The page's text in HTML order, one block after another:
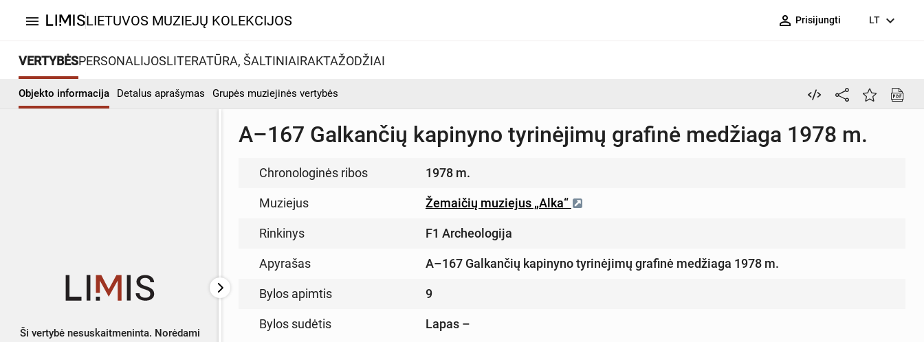
menu LIETUVOS MUZIEJŲ KOLEKCIJOS person_outline Prisijungti LT expand_more
VERTYBĖSPERSONALIJOSLITERATŪRA, ŠALTINIAIRAKTAŽODŽIAI
Objekto informacija Detalus aprašymas Grupės muziejinės vertybės
Ši vertybė nesuskaitmeninta. Norėdami
A–167 Galkančių kapinyno tyrinėjimų grafinė medžiaga 1978 m.
Chronologinės ribos 1978 m.
Muziejus Žemaičių muziejus „Alka“
Rinkinys F1 Archeologija
Apyrašas A–167 Galkančių kapinyno tyrinėjimų grafinė medžiaga 1978 m.
Bylos apimtis 9
Bylos sudėtis Lapas –